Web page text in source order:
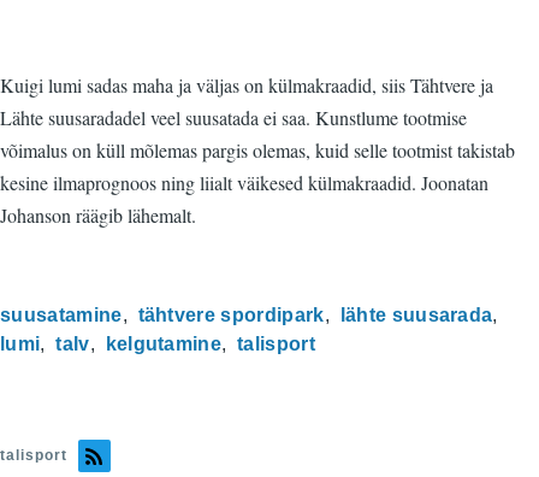
Kuigi lumi sadas maha ja väljas on külmakraadid, siis Tähtvere ja
Lähte suusaradadel veel suusatada ei saa. Kunstlume tootmise
võimalus on küll mõlemas pargis olemas, kuid selle tootmist takistab
kesine ilmaprognoos ning liialt väikesed külmakraadid. Joonatan
Johanson räägib lähemalt.
suusatamine tähtvere spordipark
lähte suusarada
lumi
talv kelgutamine talisport
talisport